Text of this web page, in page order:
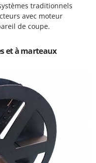
traditionnels
avec moteur
de coupe.
et à marteaux